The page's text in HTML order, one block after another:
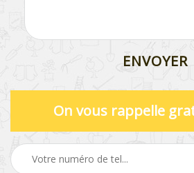
On vous rappelle